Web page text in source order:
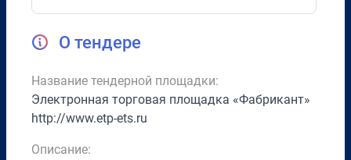
О тендере
Название тендерной площадки:
Электронная торговая площадка «Фабрикант»
http://www.etp-ets.ru
Описание: